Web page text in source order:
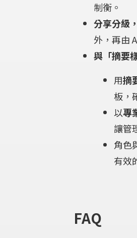
制衡。
分享分級
外，再由
與「摘要
用摘
板，
以專
讓管
角色
有效
FAQ